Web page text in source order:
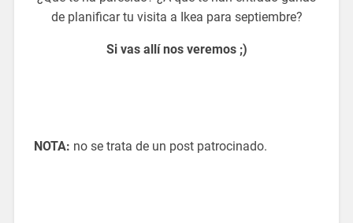
de planificar tu visita a Ikea para septiembre?
Si vas allí nos veremos ;)
NOTA: no se trata de un post patrocinado.